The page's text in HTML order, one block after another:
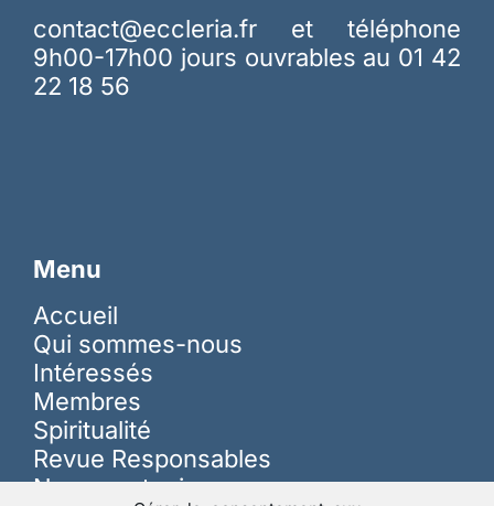
contact@eccleria.fr et téléphone
9h00-17h00 jours ouvrables au 01 42
22 18 56
Menu
Accueil
Qui sommes-nous
Intéressés
Membres
Spiritualité
Revue Responsables
Nous soutenir